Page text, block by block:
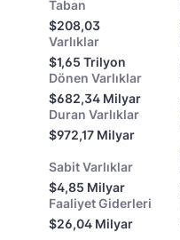
Taban
$208,03
Varlıklar
$1,65 Trilyon
Dönen Varlıklar
$682,34 Milyar
Duran Varlıklar
$972,17 Milyar
Sabit Varlıklar
$4,85 Milyar
Faaliyet Giderleri
$26,04 Milyar